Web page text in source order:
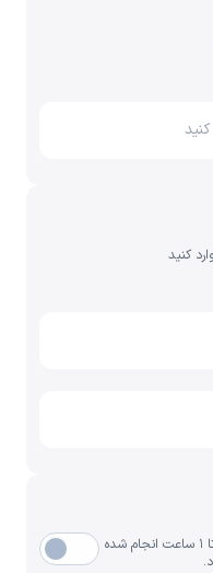
کنید
با فعال کردن این گزینه، سفارش شما حداکثر تا ۱ ساعت انجام شده